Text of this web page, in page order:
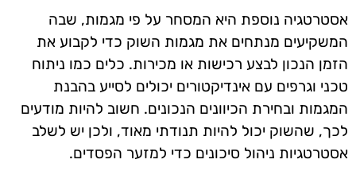
אסטרטגיה נוספת היא המסחר על פי מגמות, שבה
המשקיעים מנתחים את מגמות השוק כדי לקבוע את
הזמן הנכון לבצע רכישות או מכירות. כלים כמו ניתוח
טכני וגרפים עם אינדיקטורים יכולים לסייע בהבנת
המגמות ובחירת הכיוונים הנכונים. חשוב להיות מודעים
לכך, שהשוק יכול להיות תנודתי מאוד, ולכן יש לשלב
אסטרטגיות ניהול סיכונים כדי למזער הפסדים.